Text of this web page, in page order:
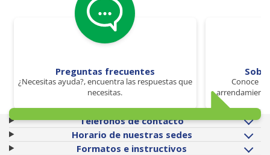
Preguntas frecuentes
¿Necesitas ayuda?, encuentra las respuestas que
necesitas.
Conoce
Teléfonos de contacto
Horario de nuestras sedes
Formatos e instructivos